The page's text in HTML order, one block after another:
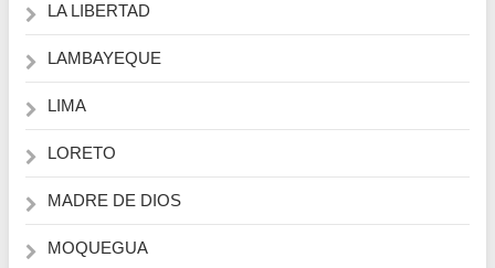
LA LIBERTAD
LAMBAYEQUE
LIMA
LORETO
MADRE DE DIOS
MOQUEGUA